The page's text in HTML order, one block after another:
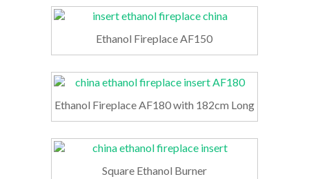
Ethanol Fireplace AF150
Ethanol Fireplace AF180 with 182cm Long
Square Ethanol Burner